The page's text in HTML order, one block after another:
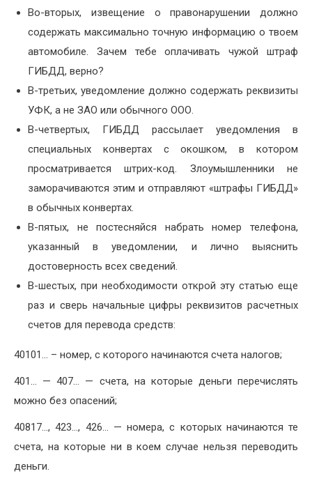
Во-вторых, извещение о правонарушении должно
содержать максимально точную информацию о твоем
автомобиле. Зачем тебе оплачивать чужой штраф
ГИБДД, верно?
В-третьих, уведомление должно содержать реквизиты
УФК, а не ЗАО или обычного ООО.
В-четвертых, ГИБДД рассылает уведомления в
специальных конвертах с окошком, в котором
просматривается штрих-код. Злоумышленники не
заморачиваются этим и отправляют «штрафы ГИБДД»
в обычных конвертах.
В-пятых, не постесняйся набрать номер телефона,
указанный в уведомлении, и лично выяснить
достоверность всех сведений.
В-шестых, при необходимости открой эту статью еще
раз и сверь начальные цифры реквизитов расчетных
счетов для перевода средств:
40101… – номер, с которого начинаются счета налогов;
401… — 407… — счета, на которые деньги перечислять
можно без опасений;
40817…, 423…, 426… — номера, с которых начинаются те
счета, на которые ни в коем случае нельзя переводить
деньги.